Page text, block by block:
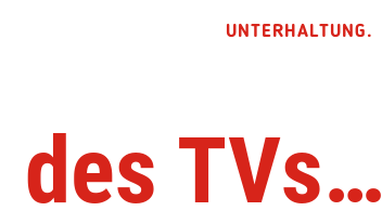
UNTERHALTUNG.
des TVs…